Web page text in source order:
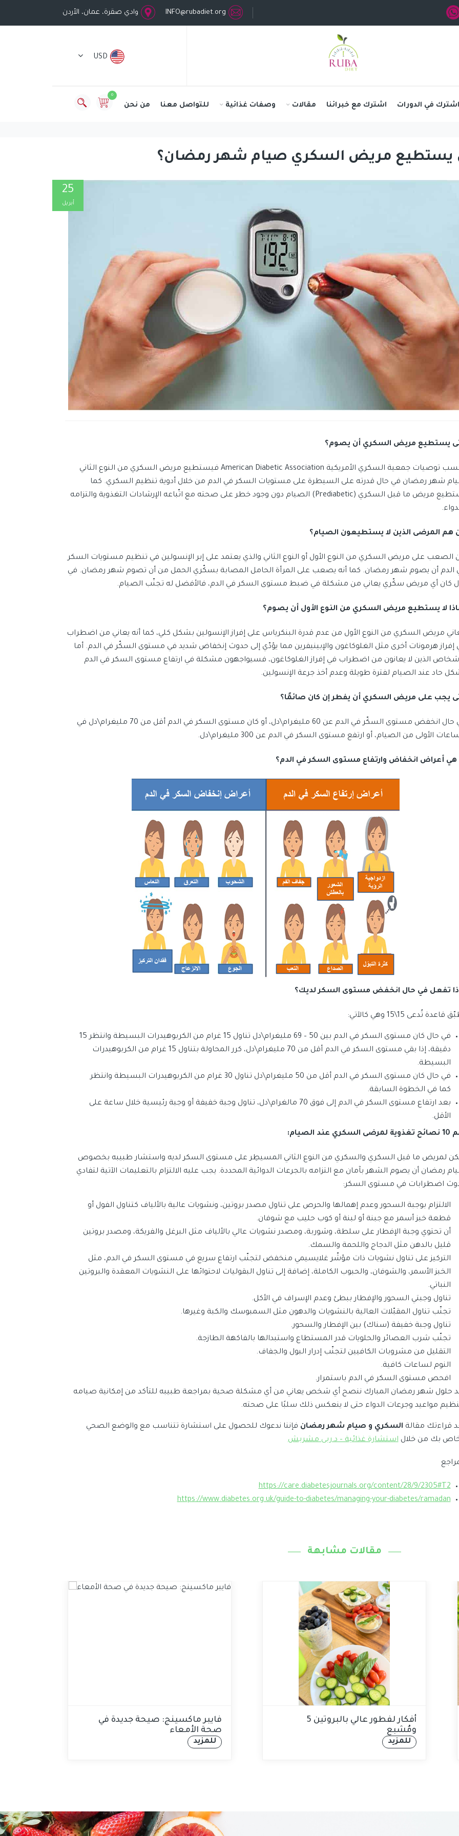
INFO@rubadiet.org وادي صقرة، عمان، الأردن
USD
0
اشترك في الدورات اشترك مع خبرائنا مقالات وصفات غذائية للتواصل معنا من نحن
يستطيع مريض السكري صيام شهر رمضان؟
25
أبريل
يستطيع مريض السكري أن يصوم؟
بحسب توصيات جمعية السكري الأمريكية American Diabetic Association فيستطيع مريض السكري من النوع الثاني
شهر رمضان في حال قدرته على السيطرة على مستويات السكر في الدم من خلال أدوية تنظيم السكري. كما
يستطيع مريض ما قبل السكري (Prediabetic) الصيام دون وجود خطر على صحته مع اتّباعه الإرشادات التغذوية والتزامه
هم المرضى الذين لا يستطيعون الصيام؟
الصعب على مريض السكري من النوع الأول أو النوع الثاني والذي يعتمد على إبر الإنسولين في تنظيم مستويات السكر
الدم أن يصوم شهر رمضان. كما أنه يصعب على المرأة الحامل المصابة بسكّري الحمل من أن تصوم شهر رمضان. في
كان أي مريض سكّري يعاني من مشكلة في ضبط مستوى السكر في الدم، فالأفضل له تجنّب الصيام.
لا يستطيع مريض السكري من النوع الأول أن يصوم؟
مريض السكري من النوع الأول من عدم قدرة البنكرياس على إفراز الإنسولين بشكل كلي، كما أنه يعاني من اضطراب
إفراز هرمونات أخرى مثل الغلوكاغون والإبينيفرين مما يؤدّي إلى حدوث إنخفاض شديد في مستوى السكّر في الدم. أما
الذين لا يعانون من اضطراب في إفراز الغلوكاغون، فسيواجهون مشكلة في ارتفاع مستوى السكر في الدم
حاد عند الصيام لفترة طويلة وعدم أخذ جرعة الإنسولين.
يجب على مريض السكري أن يفطر إن كان صائمًا؟
في حال انخفض مستوى السكّر في الدم عن 60 مليغرام\دل، أو كان مستوى السكر في الدم أقل من 70 مليغرام\دل في
الأولى من الصيام، أو ارتفع مستوى السكر في الدم عن 300 مليغرام\دل.
هي أعراض انخفاض وارتفاع مستوى السكر في الدم؟
تفعل في حال انخفض مستوى السكر لديك؟
قاعدة تُدعى 15\15 وهي كالآتي:
في حال كان مستوى السكر في الدم بين 50 – 69 مليغرام\دل تناول 15 غرام من الكربوهيدرات البسيطة وانتظر 15
دقيقة، إذا بقي مستوى السكر في الدم أقل من 70 مليغرام\دل، كرر المحاولة بتناول 15 غرام من الكربوهيدرات
البسيطة.
في حال كان مستوى السكر في الدم أقل من 50 مليغرام\دل تناول 30 غرام من الكربوهيدرات البسيطة وانتظر
كما في الخطوة السابقة.
بعد ارتفاع مستوى السكر في الدم إلى فوق 70 مالغرام\دل، تناول وجبة خفيفة أو وجبة رئيسية خلال ساعة على
الأقل.
عند الصيام:
لمريض ما قبل السكري والسكري من النوع الثاني المسيطِر على مستوى السكر لديه واستشار طبيبه بخصوص
رمضان أن يصوم الشهر بآمان مع التزامه بالجرعات الدوائية المحددة. يجب عليه الالتزام بالتعليمات الآتية لتفادي
اضطرابات في مستوى السكر:
الالتزام بوجبة السحور وعدم إهمالها والحرص على تناول مصدر بروتين، ونشويات عالية بالألياف كتناول الفول أو
قطعة خبز أسمر مع جبنة أو لبنة أو كوب حليب مع شوفان.
أن تحتوي وجبة الإفطار على سلطة، وشوربة، ومصدر نشويات عالي بالألياف مثل البرغل والفريكة، ومصدر بروتين
قليل بالدهن مثل الدجاج واللحمة والسمك.
التركيز على تناول نشويات ذات مؤشّر غلايسيمي منخفض لتجنّب ارتفاع سريع في مستوى السكر في الدم، مثل
الخبز الأسمر، والشوفان، والحبوب الكاملة، إضافة إلى تناول البقوليات لاحتوائها على النشويات المعقدة والبروتين
النباتي.
تناول وجبتي السحور والإفطار ببطئ وعدم الإسراف في الأكل.
تجنّب تناول المقبّلات العالية بالنشويات والدهون مثل السمبوسك والكبة وغيرها.
تناول وجبة خفيفة (سناك) بين الإفطار والسحور.
تجنّب شرب العصائر والحلويات قدر المستطاع واستبدالها بالفاكهة الطازجة.
التقليل من مشروبات الكافيين لتجنّب إدرار البول والجفاف.
النوم لساعات كافية.
افحص مستوى السكر في الدم باستمرار.
حلول شهر رمضان المبارك ننصح أي شخص يعاني من أي مشكلة صحية بمراجعة طبيبه للتأكد من إمكانية صيامه
مواعيد وجرعات الدواء حتى لا ينعكس ذلك سلبًا على صحته.
قراءتك مقالة السكري و صيام شهر رمضان فإننا ندعوك للحصول على استشارة تتناسب مع والوضع الصحي
بك من خلالاستشارة غذائية – د.ربى مشربش
https://care.diabetesjournals.org/content/28/9/2305#T2
https://www.diabetes.org.uk/guide-to-diabetes/managing-your-diabetes/ramadan
مقالات مشابهة
فايبر ماكسينج: صيحة جديدة في
صحة الأمعاء
للمزيد
5 أفكار لفطور عالي بالبروتين
ومُشبع
للمزيد